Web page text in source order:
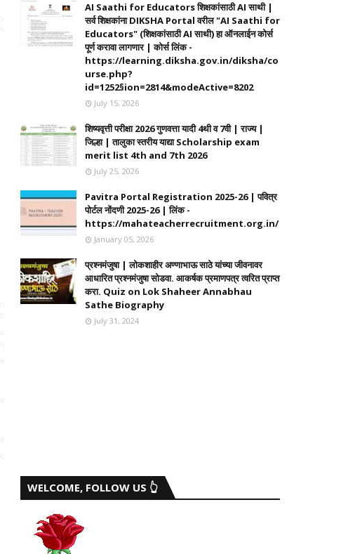
AI Saathi for Educators शिक्षकांसाठी AI साथी |
सर्व शिक्षकांना DIKSHA Portal वरील "AI Saathi for
Educators" (शिक्षकांसाठी AI साथी) हा ऑनलाईन कोर्स
पूर्ण करावा लागणार | कोर्स लिंक -
https://learning.diksha.gov.in/diksha/co
urse.php?
id=1252§ion=2814&modeActive=8202
July 15, 2026
शिष्यवृत्ती परीक्षा 2026 गुणवत्ता यादी 4थी व 7वी | राज्य |
जिल्हा | तालुका स्तरीय याद्या Scholarship exam
merit list 4th and 7th 2026
July 25, 2026
Pavitra Portal Registration 2025-26 | पवित्र
पोर्टल नोंदणी 2025-26 | लिंक -
https://mahateacherrecruitment.org.in/
January 05, 2026
प्रश्नमंजुषा | लोकशाहीर अण्णाभाऊ साठे यांच्या जीवनावर
आधारित प्रश्नमंजुषा सोडवा. आकर्षक प्रमाणपत्र त्वरित प्राप्त
करा. Quiz on Lok Shaheer Annabhau
Sathe Biography
July 31, 2024
WELCOME, FOLLOW US 👆